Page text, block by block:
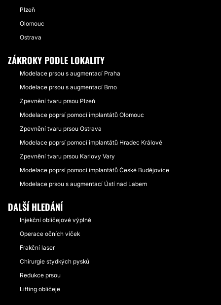
Plzeň
Olomouc
Ostrava
ZÁKROKY PODLE LOKALITY
Modelace prsou s augmentací Praha
Modelace prsou s augmentací Brno
Zpevnění tvaru prsou Plzeň
Modelace poprsí pomocí implantátů Olomouc
Zpevnění tvaru prsou Ostrava
Modelace poprsí pomocí implantátů Hradec Králové
Zpevnění tvaru prsou Karlovy Vary
Modelace poprsí pomocí implantátů České Budějovice
Modelace prsou s augmentací Ústí nad Labem
DALŠÍ HLEDÁNÍ
Injekční obličejové výplně
Operace očních víček
Frakční laser
Chirurgie stydkých pysků
Redukce prsou
Lifting obličeje